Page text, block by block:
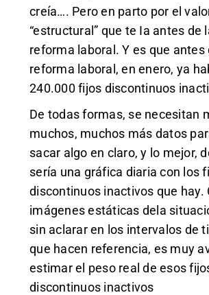
creía…. Pero en parto por el
“estructural” que te Ia antes de
reforma laboral. Y es que antes
reforma laboral, en enero, ya
240.000 fijos discontinuos
De todas formas, se necesitan
muchos, muchos más datos
sacar algo en claro, y lo mejor,
sería una gráfica diaria con los
discontinuos inactivos que hay.
imágenes estáticas dela
sin aclarar en los intervalos de
que hacen referencia, es muy
estimar el peso real de esos
discontinuos inactivos